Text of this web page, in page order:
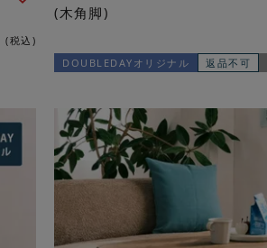
税込
(木角脚)
DOUBLEDAYオリジナル
返品不可